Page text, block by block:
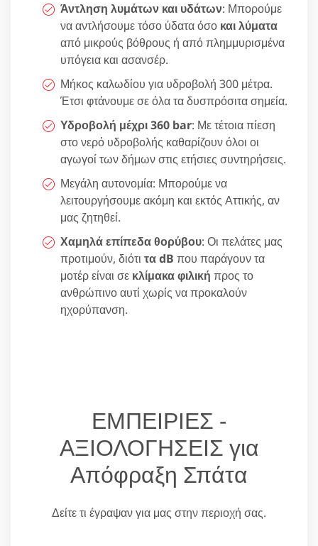
Άντληση λυμάτων και υδάτων: Μπορούμε
να αντλήσουμε τόσο ύδατα όσο και λύματα
από μικρούς βόθρους ή από πλημμυρισμένα
υπόγεια και ασανσέρ.
Μήκος καλωδίου για υδροβολή 300 μέτρα.
Έτσι φτάνουμε σε όλα τα δυσπρόσιτα σημεία.
Υδροβολή μέχρι 360 bar: Με τέτοια πίεση
στο νερό υδροβολής καθαρίζουν όλοι οι
αγωγοί των δήμων στις ετήσιες συντηρήσεις.
Μεγάλη αυτονομία: Μπορούμε να
λειτουργήσουμε ακόμη και εκτός Αττικής, αν
μας ζητηθεί.
Χαμηλά επίπεδα θορύβου: Οι πελάτες μας
προτιμούν, διότι τα dB που παράγουν τα
μοτέρ είναι σε κλίμακα φιλική προς το
ανθρώπινο αυτί χωρίς να προκαλούν
ηχορύπανση.
ΕΜΠΕΙΡΙΕΣ -
ΑΞΙΟΛΟΓΗΣΕΙΣ για
Απόφραξη Σπάτα
Δείτε τι έγραψαν για μας στην περιοχή σας.